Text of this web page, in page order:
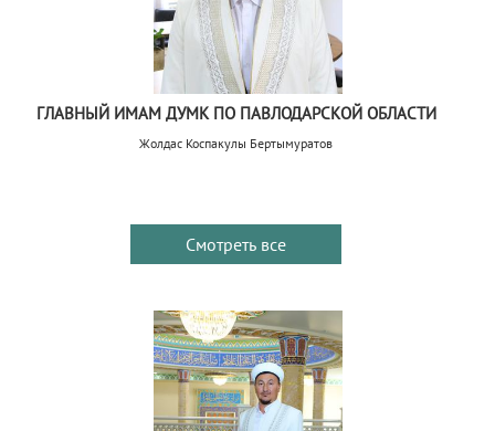
ГЛАВНЫЙ ИМАМ ДУМК ПО ПАВЛОДАРСКОЙ ОБЛАСТИ
Жолдас Коспакулы Бертымуратов
Смотреть все